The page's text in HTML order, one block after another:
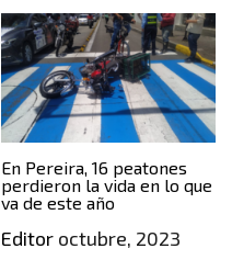
En Pereira, 16 peatones
perdieron la vida en lo que
va de este año
Editoroctubre, 2023